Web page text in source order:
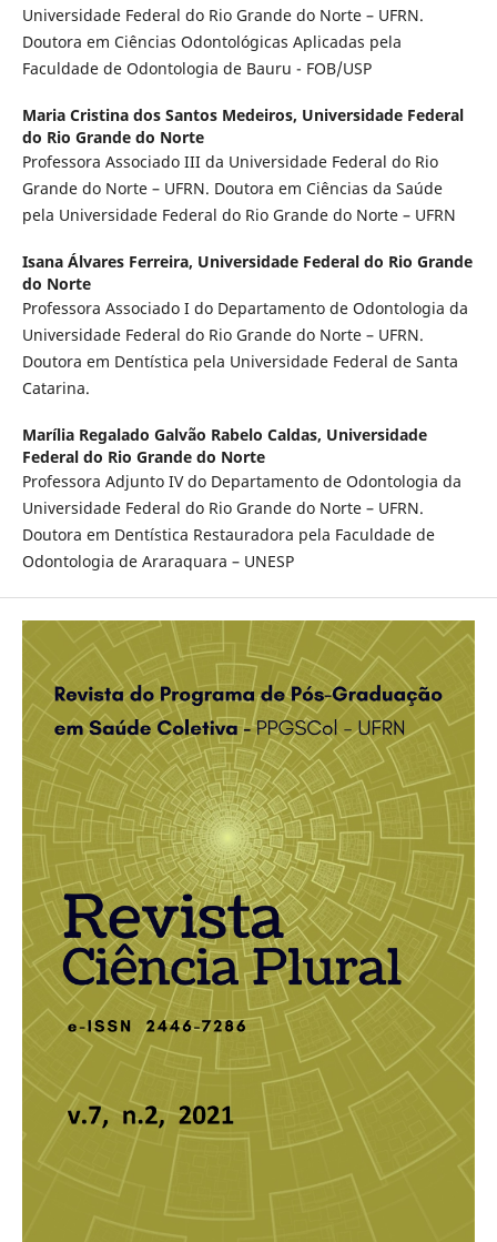
Universidade Federal do Rio Grande do Norte – UFRN.
Doutora em Ciências Odontológicas Aplicadas pela
Faculdade de Odontologia de Bauru - FOB/USP
Maria Cristina dos Santos Medeiros, Universidade Federal
do Rio Grande do Norte
Professora Associado III da Universidade Federal do Rio
Grande do Norte – UFRN. Doutora em Ciências da Saúde
pela Universidade Federal do Rio Grande do Norte – UFRN
Isana Álvares Ferreira, Universidade Federal do Rio Grande
do Norte
Professora Associado I do Departamento de Odontologia da
Universidade Federal do Rio Grande do Norte – UFRN.
Doutora em Dentística pela Universidade Federal de Santa
Catarina.
Marília Regalado Galvão Rabelo Caldas, Universidade
Federal do Rio Grande do Norte
Professora Adjunto IV do Departamento de Odontologia da
Universidade Federal do Rio Grande do Norte – UFRN.
Doutora em Dentística Restauradora pela Faculdade de
Odontologia de Araraquara – UNESP